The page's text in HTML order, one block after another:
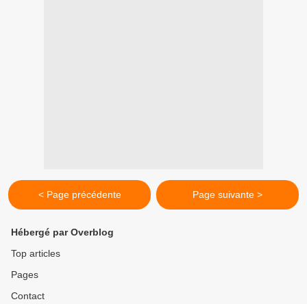
< Page précédente Page suivante >
Hébergé par Overblog
Top articles
Pages
Contact